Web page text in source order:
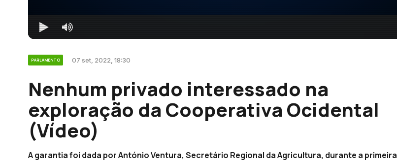
PARLAMENTO 07 set, 2022, 18:30
Nenhum privado interessado na
exploração da Cooperativa Ocidental
(Vídeo)
A garantia foi dada por António Ventura, Secretário Regional da Agricultura, durante a primeira